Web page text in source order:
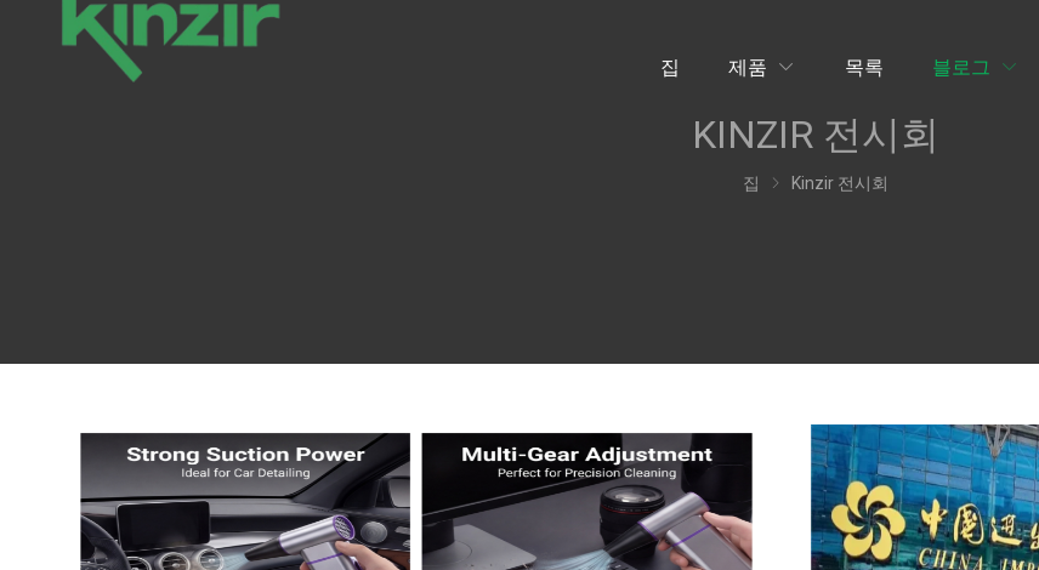
집 제품 목록 블로그
KINZIR 전시회
집 Kinzir 전시회